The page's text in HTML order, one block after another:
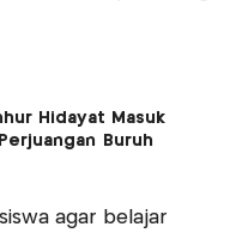
Hidayat Masuk
Buruh
agar belajar